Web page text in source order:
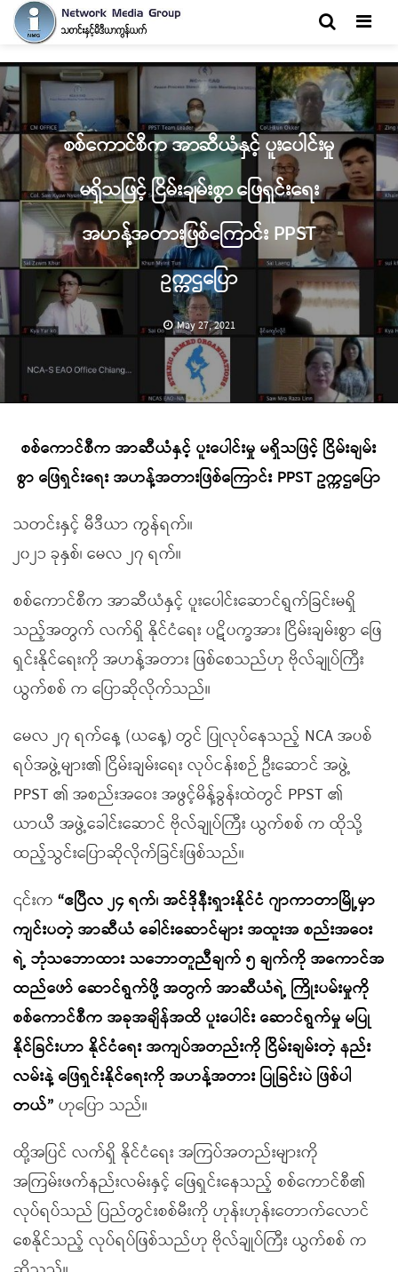
စစ်ကောင်စီက အာဆီယံနှင့် ပူးပေါင်းမှု
မရှိသဖြင့် ငြိမ်းချမ်းစွာ ဖြေရှင်းရေး
အဟန့်အတားဖြစ်ကြောင်း PPST
ဥက္ကဌပြော
May 27, 2021
စစ်ကောင်စီက အာဆီယံနှင့် ပူးပေါင်းမှု မရှိသဖြင့် ငြိမ်းချမ်း
စွာ ဖြေရှင်းရေး အဟန့်အတားဖြစ်ကြောင်း PPST ဥက္ကဌပြော
သတင်းနှင့် မီဒီယာ ကွန်ရက်။
၂၀၂၁ ခုနှစ်၊ မေလ ၂၇ ရက်။
စစ်ကောင်စီက အာဆီယံနှင့် ပူးပေါင်းဆောင်ရွက်ခြင်းမရှိ
သည့်အတွက် လက်ရှိ နိုင်ငံရေး ပဋိပက္ခအား ငြိမ်းချမ်းစွာ ဖြေ
ရှင်းနိုင်ရေးကို အဟန့်အတား ဖြစ်စေသည်ဟု ဗိုလ်ချုပ်ကြီး
ယွက်စစ် က ပြောဆိုလိုက်သည်။
မေလ ၂၇ ရက်နေ့ (ယနေ့) တွင် ပြုလုပ်နေသည့် NCA အပစ်
ရပ်အဖွဲ့များ၏ ငြိမ်းချမ်းရေး လုပ်ငန်းစဉ် ဦးဆောင် အဖွဲ့
PPST ၏ အစည်းအဝေး အဖွင့်မိန့်ခွန်းထဲတွင် PPST ၏
ယာယီ အဖွဲ့ခေါင်းဆောင် ဗိုလ်ချုပ်ကြီး ယွက်စစ် က ထိုသို့
ထည့်သွင်းပြောဆိုလိုက်ခြင်းဖြစ်သည်။
၎င်းက “ဧပြီလ ၂၄ ရက်၊ အင်ဒိုနီးရှားနိုင်ငံ ဂျာကာတာမြို့မှာ
ကျင်းပတဲ့ အာဆီယံ ခေါင်းဆောင်များ အထူးအ စည်းအဝေး
ရဲ့ ဘုံသဘောထား သဘောတူညီချက် ၅ ချက်ကို အကောင်အ
ထည်ဖော် ဆောင်ရွက်ဖို့ အတွက် အာဆီယံရဲ့ ကြိုးပမ်းမှုကို
စစ်ကောင်စီက အခုအချိန်အထိ ပူးပေါင်း ဆောင်ရွက်မှု မပြု
နိုင်ခြင်းဟာ နိုင်ငံရေး အကျပ်အတည်းကို ငြိမ်းချမ်းတဲ့ နည်း
လမ်းနဲ့ ဖြေရှင်းနိုင်ရေးကို အဟန့်အတား ပြုခြင်းပဲ ဖြစ်ပါ
တယ်” ဟုပြော သည်။
ထို့အပြင် လက်ရှိ နိုင်ငံရေး အကြပ်အတည်းများကို
အကြမ်းဖက်နည်းလမ်းနှင့် ဖြေရှင်းနေသည့် စစ်ကောင်စီ၏
လုပ်ရပ်သည် ပြည်တွင်းစစ်မီးကို ဟုန်းဟုန်းတောက်လောင်
စေနိုင်သည့် လုပ်ရပ်ဖြစ်သည်ဟု ဗိုလ်ချုပ်ကြီး ယွက်စစ် က